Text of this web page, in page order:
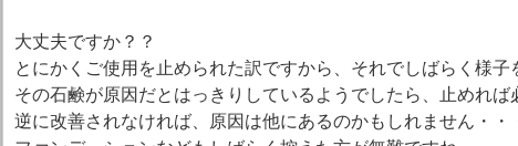
大丈夫ですか？？
とにかくご使用を止められた訳ですから、それでしばらく様
その石鹸が原因だとはっきりしているようでしたら、止めれば
逆に改善されなければ、原因は他にあるのかもしれません・・